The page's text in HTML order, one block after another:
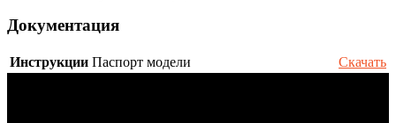
Документация
Инструкции Паспорт модели Скачать